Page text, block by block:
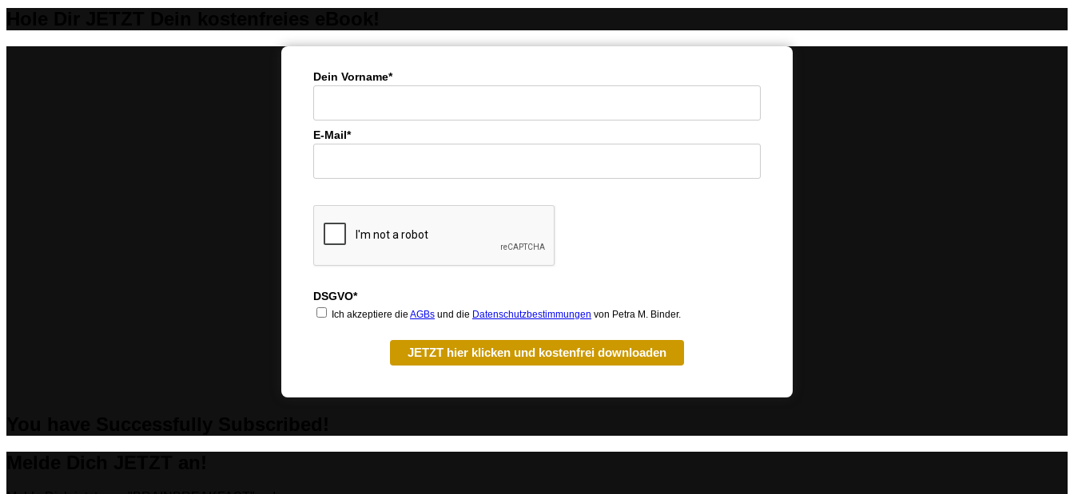
Dein Vorname*
E-Mail*
DSGVO*
Ich akzeptiere die AGBs und die Datenschutzbestimmungen von Petra M. Binder.
JETZT hier klicken und kostenfrei downloaden